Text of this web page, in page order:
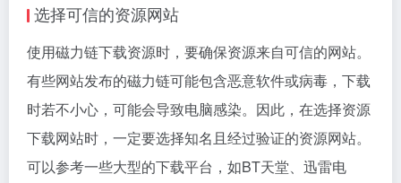
选择可信的资源网站
使用磁力链下载资源时，要确保资源来自可信的网站。
有些网站发布的磁力链可能包含恶意软件或病毒，下载
时若不小心，可能会导致电脑感染。因此，在选择资源
下载网站时，一定要选择知名且经过验证的资源网站。
可以参考一些大型的下载平台，如BT天堂、迅雷电